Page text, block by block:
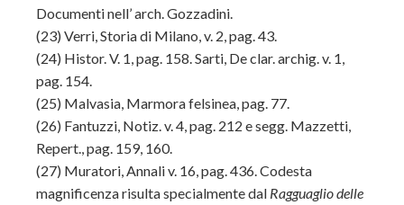
Documenti nell’ arch. Gozzadini.
(23) Verri, Storia di Milano, v. 2, pag. 43.
(24) Histor. V. 1, pag. 158. Sarti, De clar. archig. v. 1,
pag. 154.
(25) Malvasia, Marmora felsinea, pag. 77.
(26) Fantuzzi, Notiz. v. 4, pag. 212 e segg. Mazzetti,
Repert., pag. 159, 160.
(27) Muratori, Annali v. 16, pag. 436. Codesta
magnificenza risulta specialmente dal Ragguaglio delle